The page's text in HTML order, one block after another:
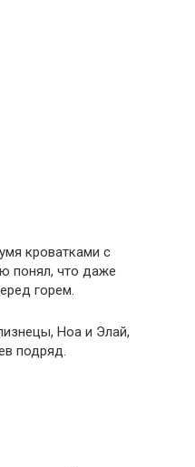
кроватками с
понял, что даже
горем.
Ноа и Элай,
подряд.